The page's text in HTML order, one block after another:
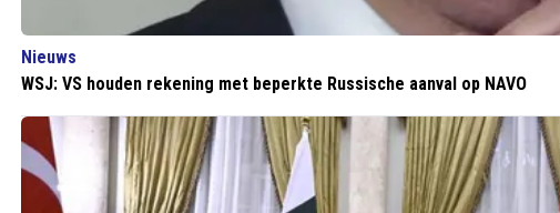
Nieuws
WSJ: VS houden rekening met beperkte Russische aanval op NAVO